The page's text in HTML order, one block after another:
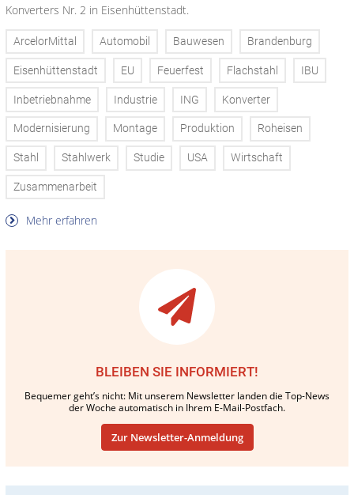
Konverters Nr. 2 in Eisenhüttenstadt.
ArcelorMittal Automobil Bauwesen Brandenburg
Eisenhüttenstadt EU Feuerfest Flachstahl IBU
Inbetriebnahme Industrie ING Konverter
Modernisierung Montage Produktion Roheisen
Stahl Stahlwerk Studie USA Wirtschaft
Zusammenarbeit
Mehr erfahren
BLEIBEN SIE INFORMIERT!
Bequemer geht’s nicht: Mit unserem Newsletter landen die Top-News
der Woche automatisch in Ihrem E-Mail-Postfach.
Zur Newsletter-Anmeldung